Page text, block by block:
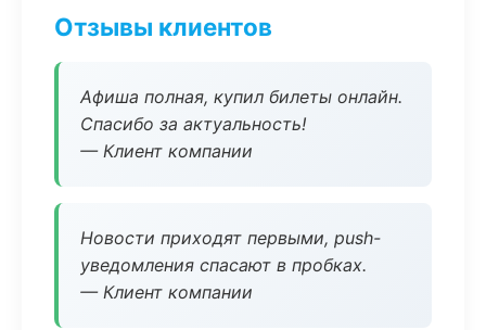
Отзывы клиентов
Афиша полная, купил билеты онлайн.
Спасибо за актуальность!
— Клиент компании
Новости приходят первыми, push-
уведомления спасают в пробках.
— Клиент компании